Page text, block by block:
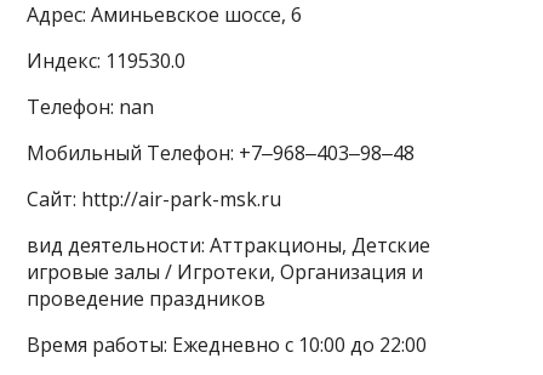
Адрес: Аминьевское шоссе, 6
Индекс: 119530.0
Телефон: nan
Мобильный Телефон: +7‒968‒403‒98‒48
Сайт: http://air-park-msk.ru
вид деятельности: Аттракционы, Детские
игровые залы / Игротеки, Организация и
проведение праздников
Время работы: Ежедневно с 10:00 до 22:00